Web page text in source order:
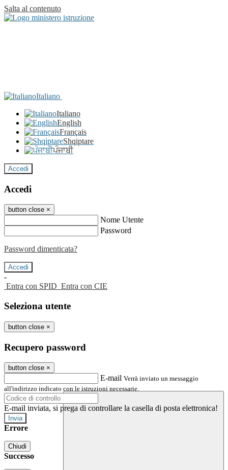
Salta al contenuto
Italiano
Italiano
English
Français
Shqiptare
ਪੰਜਾਬੀ
Accedi
Accedi
button close ×
Nome Utente
Password
Password dimenticata?
-
Entra con SPID Entra con CIE
Seleziona utente
button close ×
Recupero password
button close ×
E-mail Verrà inviato un messaggio
all'indirizzo indicato con le istruzioni necessarie.
E-mail inviata, si prega di controllare la casella di posta elettronica!
Errore
Chiudi
Successo